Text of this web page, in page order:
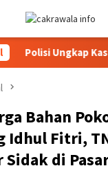
Ungkap Kasus
Bahan
Idhul Fitri,
Sidak di